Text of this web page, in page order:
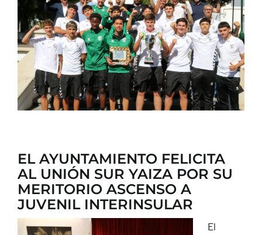
CONTACTO
EL AYUNTAMIENTO FELICITA
AL UNIÓN SUR YAIZA POR SU
MERITORIO ASCENSO A
JUVENIL INTERINSULAR
El